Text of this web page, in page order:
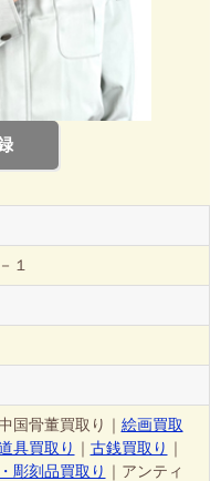
１
国骨董買取り｜ 絵画買取
具買取り ｜ 古銭買取り ｜
彫刻品買取り ｜アンティ